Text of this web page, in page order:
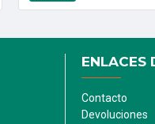
ENLACES
Contacto
Devoluciones